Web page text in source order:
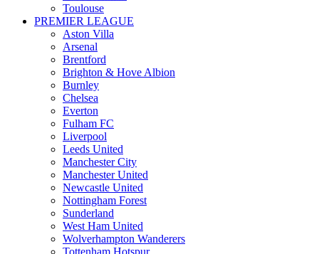
Toulouse
PREMIER LEAGUE
Aston Villa
Arsenal
Brentford
Brighton & Hove Albion
Burnley
Chelsea
Everton
Fulham FC
Liverpool
Leeds United
Manchester City
Manchester United
Newcastle United
Nottingham Forest
Sunderland
West Ham United
Wolverhampton Wanderers
Tottenham Hotspur